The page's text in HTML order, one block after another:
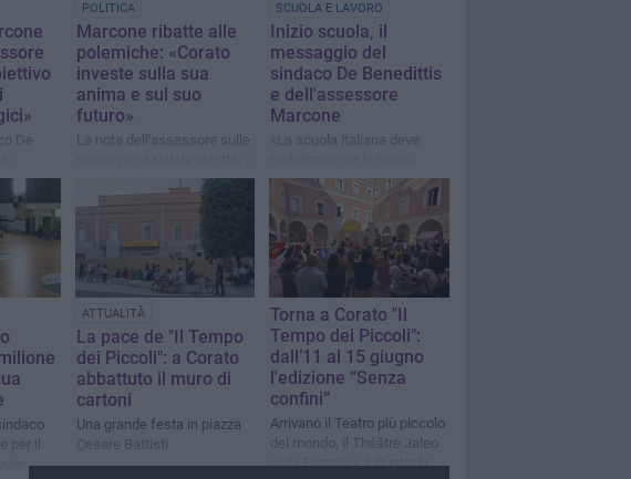
De
POLITICA
Marcone ribatte alle
polemiche: «Corato
investe sulla sua
anima e sul suo
futuro»
La nota dell'assessore sulle
SCUOLA E LAVORO
Inizio scuola, il
messaggio del
sindaco De Benedittis
e dell'assessore
Marcone
«La scuola italiana deve
per il
ATTUALITÀ
La pace de "Il Tempo
dei Piccoli": a Corato
abbattuto il muro di
cartoni
Una grande festa in piazza
Cesare Battisti
Torna a Corato "Il
Tempo dei Piccoli":
dall’11 al 15 giugno
l'edizione “Senza
confini”
Arrivano il Teatro più piccolo
del mondo, il Théâtre Jaleo
dalla Francia e il Quatsch